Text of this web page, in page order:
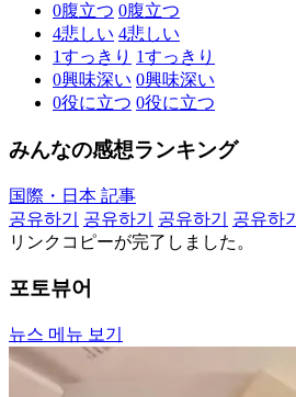
0腹立つ 0腹立つ
4悲しい 4悲しい
1すっきり 1すっきり
0興味深い 0興味深い
0役に立つ 0役に立つ
みんなの感想ランキング
国際・日本 記事
공유하기
공유하기 공유하기 공유하기
リンクコピーが完了しました。
포토뷰어
뉴스 메뉴 보기